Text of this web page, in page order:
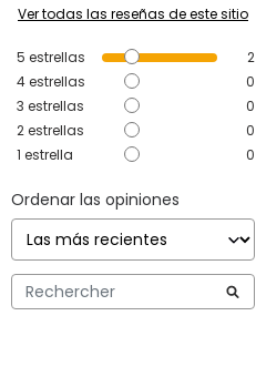
Ver todas las reseñas de este sitio
5 estrellas
2
4estrellas
0
3 estrellas
0
2estrellas
0
1 estrella 0
Ordenar las opiniones